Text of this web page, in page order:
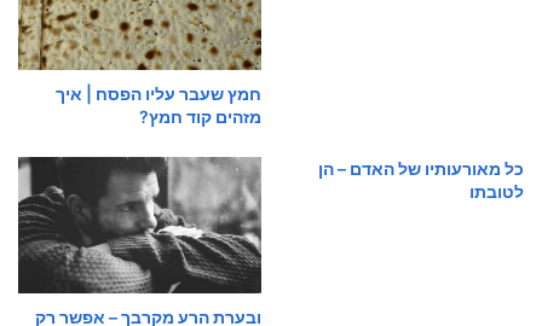
חמץ שעבר עליו הפסח | איך
מזהים קוד חמץ?
כל מאורעותיו של האדם – הן
לטובתו
ובערת הרע מקרבך – אפשר רק